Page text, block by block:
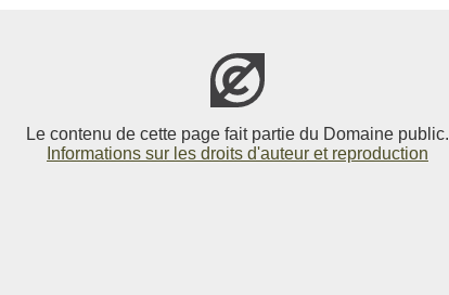
Le contenu de cette page fait partie du Domaine public.
Informations sur les droits d'auteur et reproduction